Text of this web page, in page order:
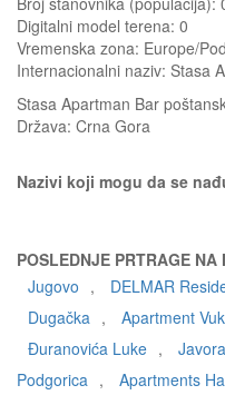
Digitalni model terena: 0
Vremenska zona: Europe/
Internacionalni naziv: Stasa
Stasa Apartman Bar
Država: Crna Gora
Nazivi koji mogu da se
POSLEDNJE PRTRAGE
Jugovo , DELMAR
Dugačka , Apartment
Đuranovića Luke ,
Podgorica , Apartments